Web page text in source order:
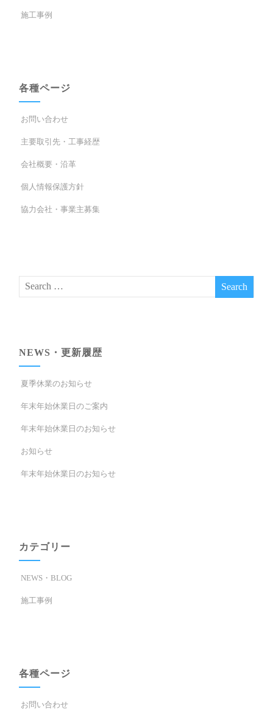
施工事例
各種ページ
お問い合わせ
主要取引先・工事経歴
会社概要・沿革
個人情報保護方針
協力会社・事業主募集
NEWS・更新履歴
夏季休業のお知らせ
年末年始休業日のご案内
年末年始休業日のお知らせ
お知らせ
年末年始休業日のお知らせ
カテゴリー
NEWS・BLOG
施工事例
各種ページ
お問い合わせ